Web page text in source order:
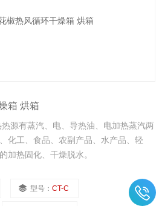
箱 烘箱
源有蒸汽、电、导热油、电加热蒸汽两
化工、食品、农副产品、水产品、轻
加热固化、干燥脱水。
型号：CT-C